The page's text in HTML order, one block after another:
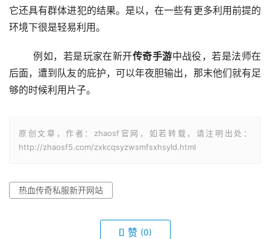
它还具有群体进犯的结果。是以，在一些有更多利用前提的
环境下很是轻易利用。
	例如，若是玩家在新开
传奇手游中战役，若是法师在
后面，遭到队友的庇护，可以年夜胆输出，那末他们就有足
够的时候利用片子。
原创文章，作者：zhaosf官网，如若转载，请注明出处：
http://zhaosf5.com/zxkcqsyzwsmfsxhsyld.html
热血传奇私服新开网站
赞 (0)